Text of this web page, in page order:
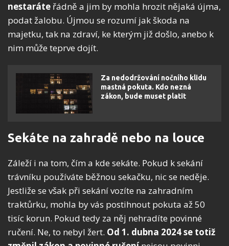
nestaráte řádně a jim by mohla hrozit nějaká újma,
podat žalobu. Újmou se rozumí jak škoda na
majetku, tak na zdraví, ke kterým již došlo, anebo k
nim může teprve dojít.
Za nedodržování nočního klidu
mastná pokuta. Kdo nezná
zákon, bude muset platit
Sekáte na zahradě nebo na louce
Záleží i na tom, čím a kde sekáte. Pokud k sekání
trávníku používáte běžnou sekačku, nic se neděje.
Jestliže se však při sekání vozíte na zahradním
traktůrku, mohla by vás postihnout pokuta až 50
tisíc korun. Pokud tedy za něj nehradíte povinné
ručení. Ne, to nebyl žert. Od 1. dubna 2024 se totiž